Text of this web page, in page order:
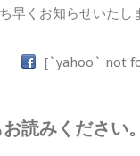
早くお知らせいたし
[`yahoo` not
読みください。